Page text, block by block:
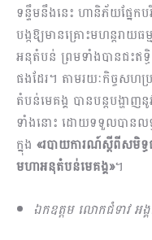
ទន្ទឹមនឹងនេះ ហានិភ័យផ្នែក
បង្កឱ្យមានគ្រោះមហន្តរា
អនុតំបន់ ព្រមទាំងបានជះឥ
ផងដែរ។ តាមរយៈកិច្ចសហប្
តំបន់មេគង្គ បានបន្តបង្ហា
ទាំងនោះ ​ដោយទទួលបានលទ្
ក្នុង «របាយការណ៍​​ស្តីពីសមិទ្ធ
មហាអនុតំបន់មេគង្គ»។
ឯកឧត្តម លោកជំទាវ អ